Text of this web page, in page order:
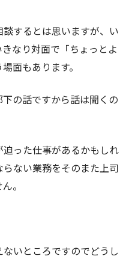
するとは思いますが、い
なり対面で「ちょっとよ
面もあります。
の話ですから話は聞くの
った仕事があるかもしれ
ない業務をそのまた上司
。
いところですのでどうし